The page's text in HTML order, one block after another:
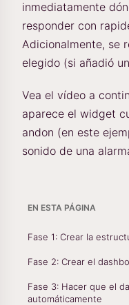
inmediatamente
responder con
Adicionalmente, se
elegido (si añadió
Vea el vídeo a
aparece el widget
andon (en este
sonido de una
EN ESTA PÁGINA
Fase 1: Crear la
Fase 2: Crear el
Fase 3: Hacer que el
automáticamente